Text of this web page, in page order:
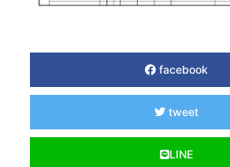
facebook
tweet
LINE